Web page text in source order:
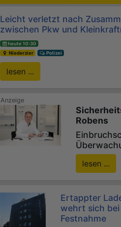
Leicht verletzt nach
zwischen Pkw und
heute 10:30
Niederzier
Polizei
lesen ...
Robens
lesen ...
Ertappter
wehrt sich
Festnahme